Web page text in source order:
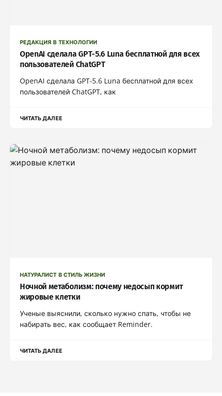
РЕДАКЦИЯ В ТЕХНОЛОГИИ
OpenAI сделала GPT-5.6 Luna бесплатной для всех
пользователей ChatGPT
OpenAI сделала GPT-5.6 Luna бесплатной для всех
пользователей ChatGPT, как
ЧИТАТЬ ДАЛЕЕ
НАТУРАЛИСТ В СТИЛЬ ЖИЗНИ
Ночной метаболизм: почему недосып кормит
жировые клетки
Ученые выяснили, сколько нужно спать, чтобы не
набирать вес, как сообщает Reminder.
ЧИТАТЬ ДАЛЕЕ